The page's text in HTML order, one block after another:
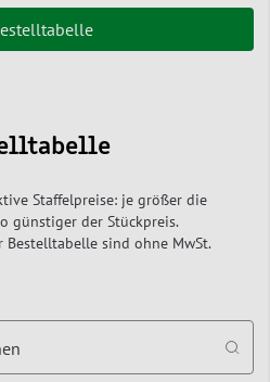
Staffelpreise: je größer die
günstiger der Stückpreis.
Bestelltabelle sind ohne MwSt.